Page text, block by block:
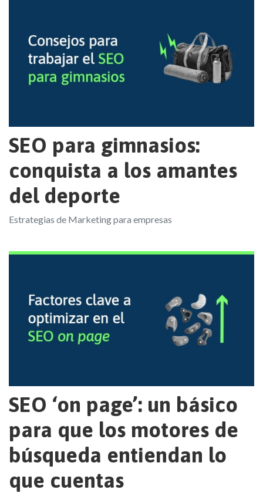
SEO para gimnasios:
conquista a los amantes
del deporte
Estrategias de Marketing para empresas
SEO ‘on page’: un básico
para que los motores de
búsqueda entiendan lo
que cuentas